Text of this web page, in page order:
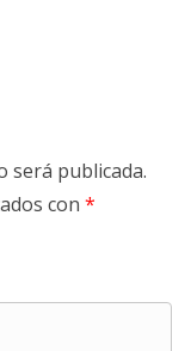
será publicada.
con *